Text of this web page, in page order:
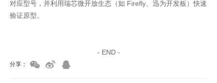
对应型号，并利用瑞芯微开放生态（如 Firefly、迅为开发板）快速
验证原型。
- END -
分享：